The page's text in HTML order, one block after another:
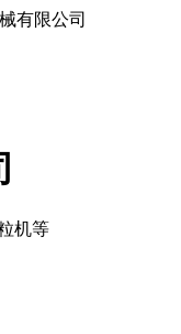
有限公司
机等